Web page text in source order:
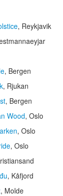
, Reykjavik
, Bergen
, Rjukan
, Bergen
Wood, Oslo
, Oslo
, Oslo
, Kåfjord
, Molde